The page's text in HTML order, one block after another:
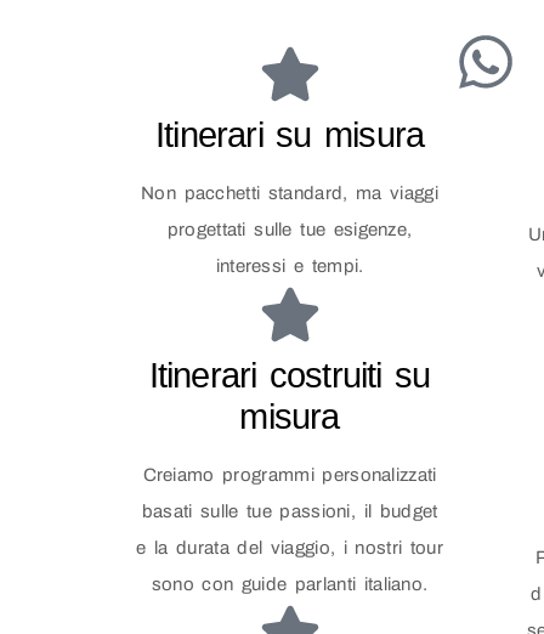
Itinerari su misura
Non pacchetti standard, ma viaggi
progettati sulle tue esigenze,
interessi e tempi.
Itinerari costruiti su
misura
Creiamo programmi personalizzati
basati sulle tue passioni, il budget
e la durata del viaggio, i nostri tour
sono con guide parlanti italiano.